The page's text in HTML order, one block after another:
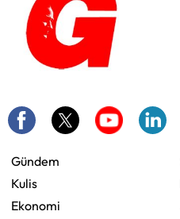
Gündem
Kulis
Ekonomi